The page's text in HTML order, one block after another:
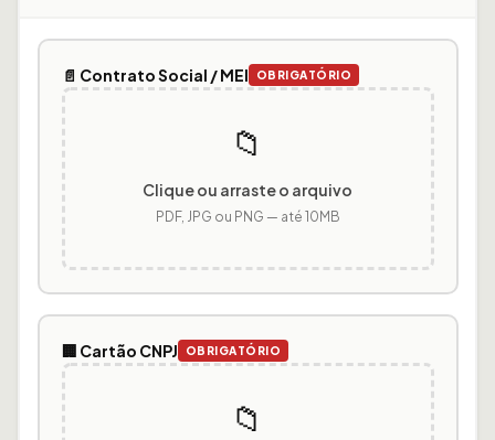
📄 Contrato Social / MEI OBRIGATÓRIO
📁
Clique ou arraste o arquivo
PDF, JPG ou PNG — até 10MB
🏢 Cartão CNPJ OBRIGATÓRIO
📁